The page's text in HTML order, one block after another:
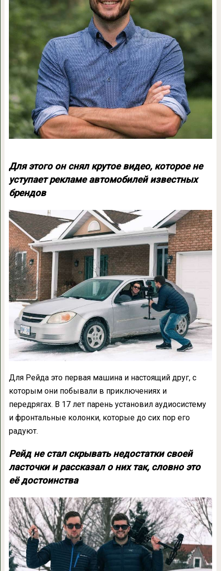
Для этого он снял крутое видео, которое не
уступает рекламе автомобилей известных
брендов
Для Рейда это первая машина и настоящий друг, с
которым они побывали в приключениях и
передрягах. В 17 лет парень установил аудиосистему
и фронтальные колонки, которые до сих пор его
радуют.
Рейд не стал скрывать недостатки своей
ласточки и рассказал о них так, словно это
её достоинства